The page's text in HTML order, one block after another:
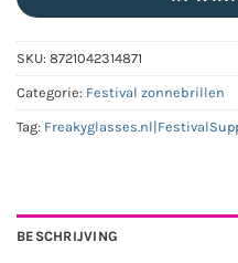
SKU: 8721042314871
Categorie: Festival zonnebrillen
Tag:
BESCHRIJVING